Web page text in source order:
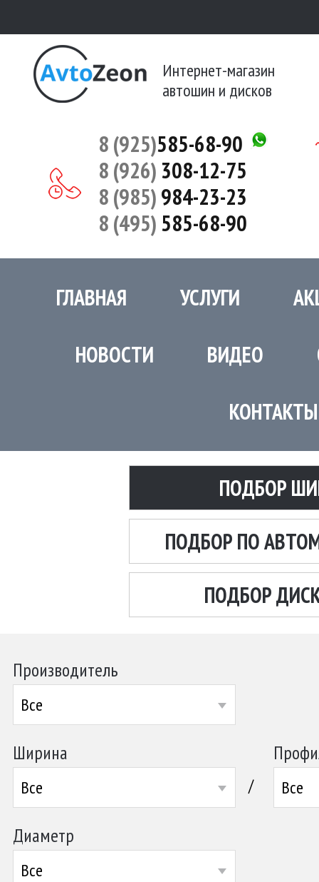
Интернет-магазин
автошин и дисков
8 (925)585-68-90
8 (926) 308-12-75
8 (985)984-23-23
8 (495)585-68-90
ГЛАВНАЯ УСЛУГИ
НОВОСТИ ВИДЕО
КОНТАКТЫ
ПОДБОР
ПОДБОР ПО
ПОДБОР
Производитель
Все
Ширина
Все / Все
Диаметр
Все